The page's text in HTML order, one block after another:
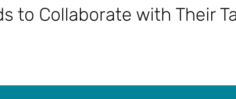
to Collaborate with Their